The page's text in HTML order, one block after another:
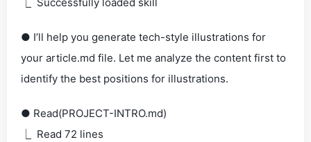
● I’ll help you generate tech-style illustrations for
your article.md file. Let me analyze the content first to
identify the best positions for illustrations.
● Read(PROJECT-INTRO.md)
⎿ Read 72 lines